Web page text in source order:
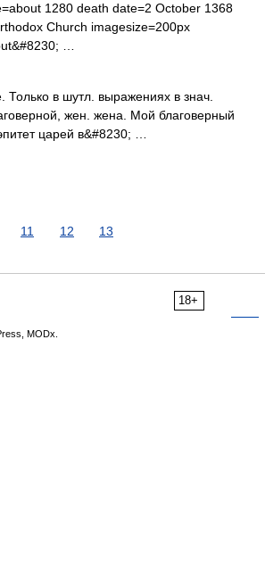
1280 death date=2 October 1368
Church imagesize=200px
…
в шутл. выражениях в знач.
жен. жена. Мой благоверный
царей в&#8230; …
11 12 13
18+
MODx.